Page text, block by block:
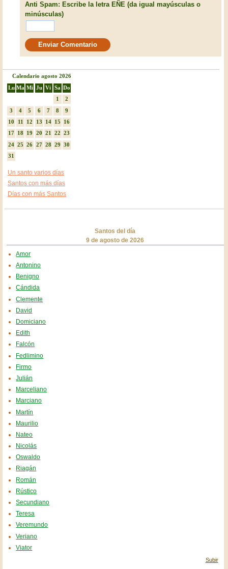
Anti Spam: Escribe la letra EÑE (da igual mayúsculas o
minúsculas)
Calendario agosto 2026
Lu Ma Mi Ju Vi Sa Do
1
2
3
4 5 6 7 8
9
10
11 12 13 14 15
16
17 18 19 20 21 22
23
24 25 26 27 28 29
30
31
Un santo varios días
Santos con más días
Días con más Santos
Santos del día
9 de agosto de 2026
Amor
Antonino
Benigno
Cándida
Clemente
David
Domiciano
Edith
Falcón
Fedlimino
Firmo
Julián
Marceliano
Marciano
Martín
Maurilio
Nateo
Nicolás
Oswaldo
Riagán
Román
Rústico
Secundiano
Teresa
Veremundo
Veriano
Viator
Subir